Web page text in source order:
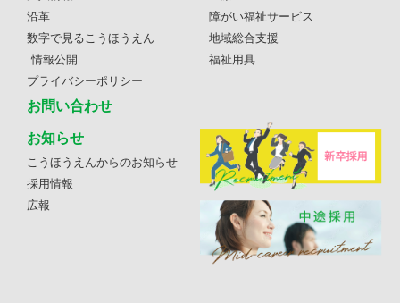
沿革
数字で見るこうほうえん
情報公開
プライバシーポリシー
お問い合わせ
障がい福祉サービス
地域総合支援
福祉用具
お知らせ
こうほうえんからのお知らせ
採用情報
広報